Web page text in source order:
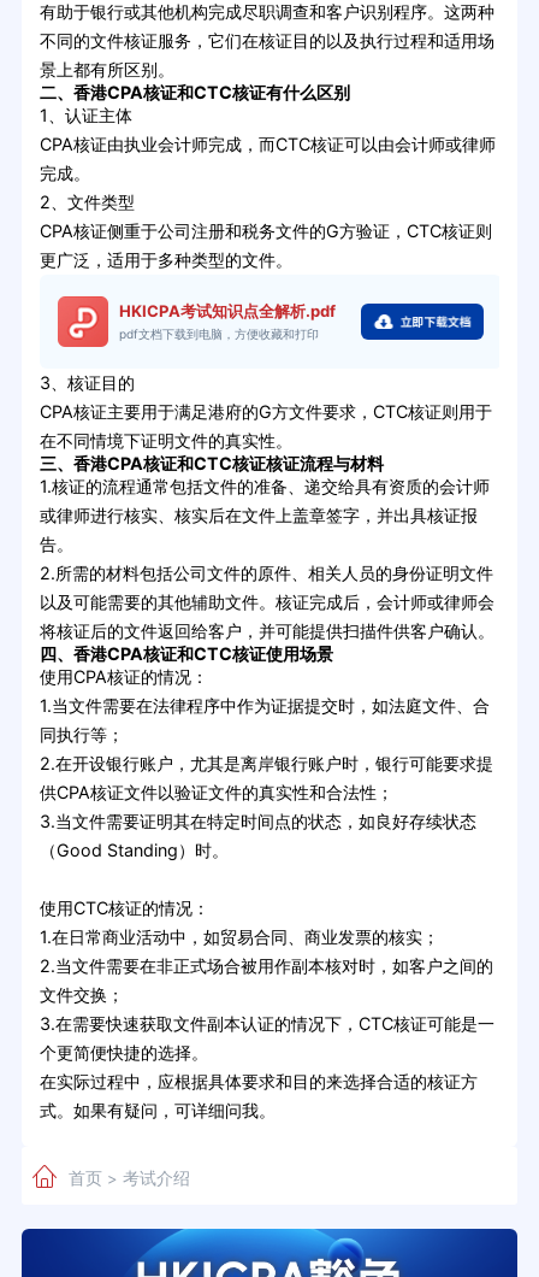
有助于银行或其他机构完成尽职调查和客户识别程序。这两种
不同的文件核证服务，它们在核证目的以及执行过程和适用场
景上都有所区别。
二、香港CPA核证和CTC核证有什么区别
1、认证主体
CPA核证由执业会计师完成，而CTC核证可以由会计师或律师
完成。
2、文件类型
CPA核证侧重于公司注册和税务文件的G方验证，CTC核证则
更广泛，适用于多种类型的文件。
HKICPA考试知识点全解析.pdf
pdf文档下载到电脑，方便收藏和打印
3、核证目的
CPA核证主要用于满足港府的G方文件要求，CTC核证则用于
在不同情境下证明文件的真实性。
三、香港CPA核证和CTC核证核证流程与材料
1.核证的流程通常包括文件的准备、递交给具有资质的会计师
或律师进行核实、核实后在文件上盖章签字，并出具核证报
告。
2.所需的材料包括公司文件的原件、相关人员的身份证明文件
以及可能需要的其他辅助文件。核证完成后，会计师或律师会
将核证后的文件返回给客户，并可能提供扫描件供客户确认。
四、香港CPA核证和CTC核证使用场景
使用CPA核证的情况：
1.当文件需要在法律程序中作为证据提交时，如法庭文件、合
同执行等；
2.在开设银行账户，尤其是离岸银行账户时，银行可能要求提
供CPA核证文件以验证文件的真实性和合法性；
3.当文件需要证明其在特定时间点的状态，如良好存续状态
（Good Standing）时。
使用CTC核证的情况：
1.在日常商业活动中，如贸易合同、商业发票的核实；
2.当文件需要在非正式场合被用作副本核对时，如客户之间的
文件交换；
3.在需要快速获取文件副本认证的情况下，CTC核证可能是一
个更简便快捷的选择。
在实际过程中，应根据具体要求和目的来选择合适的核证方
式。如果有疑问，可详细问我。
首页> 考试介绍